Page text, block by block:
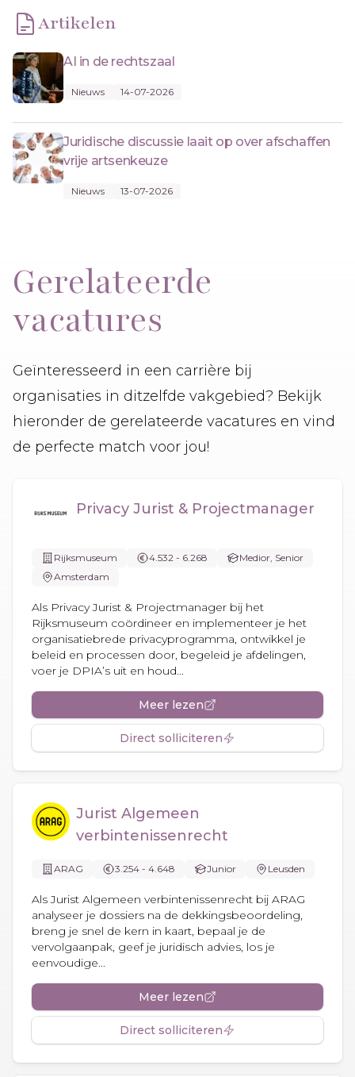
Artikelen
AI in de rechtszaal
Nieuws 14-07-2026
Juridische discussie laait op over afschaffen
vrije artsenkeuze
Nieuws 13-07-2026
Gerelateerde
vacatures
Geïnteresseerd in een carrière bij
organisaties in ditzelfde vakgebied? Bekijk
hieronder de gerelateerde vacatures en vind
de perfecte match voor jou!
Privacy Jurist & Projectmanager
Rijksmuseum 4.532 - 6.268
Medior, Senior
Amsterdam
Als Privacy Jurist & Projectmanager bij het
Rijksmuseum coördineer en implementeer je het
organisatiebrede privacyprogramma, ontwikkel je
beleid en processen door, begeleid je afdelingen,
voer je DPIA’s uit en houd...
Meer lezen
Direct solliciteren
Jurist Algemeen
verbintenissenrecht
ARAG 3.254 - 4.648 Junior Leusden
Als Jurist Algemeen verbintenissenrecht bij ARAG
analyseer je dossiers na de dekkingsbeoordeling,
breng je snel de kern in kaart, bepaal je de
vervolgaanpak, geef je juridisch advies, los je
eenvoudige...
Meer lezen
Direct solliciteren